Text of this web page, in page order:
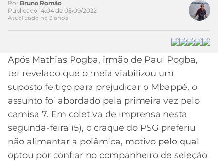
2026
BETBOOM
CÓDIGO
DE
INDICAÇÃO
BET365
CÓDIGO
BETANO
MEU
TIME
PALMEIRAS
CORINTHIANS
SÃO
PAULO
SANTOS
CAMPEONATOS
SÉRIE
LIBERTADORES
COPA
DO
BRASIL
ESPORTIVA
MERCADO
DA
BOLA
PALPITES
Por Bruno Romão
Publicado 14:04 de 05/09/2022
Atualizado há 3 anos
Após Mathias Pogba, irmão de Paul Pogba,
ter revelado que o meia viabilizou um
suposto feitiço para prejudicar o Mbappé, o
assunto foi abordado pela primeira vez pelo
camisa 7. Em coletiva de imprensa nesta
segunda-feira (5), o craque do PSG preferiu
não alimentar a polêmica, motivo pelo qual
optou por confiar no companheiro de seleção